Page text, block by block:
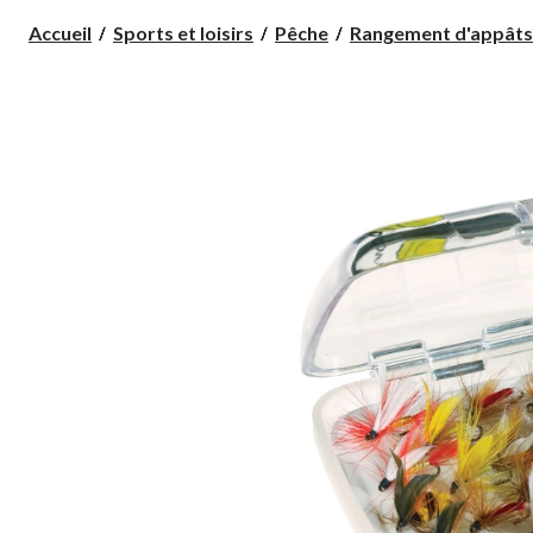
Accueil Sports et loisirs Pêche Rangement d'appâts